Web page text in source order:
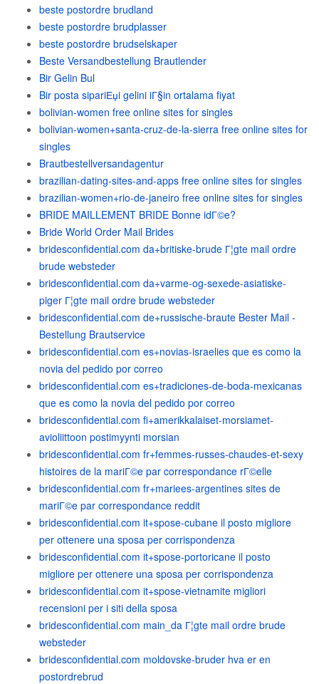
beste postordre brudland
beste postordre brudplasser
beste postordre brudselskaper
Beste Versandbestellung Brautlender
Bir Gelin Bul
Bir posta sipariЕџi gelini iГ§in ortalama fiyat
bolivian-women free online sites for singles
bolivian-women+santa-cruz-de-la-sierra free online sites for
singles
Brautbestellversandagentur
brazilian-dating-sites-and-apps free online sites for singles
brazilian-women+rio-de-janeiro free online sites for singles
BRIDE MAILLEMENT BRIDE Bonne idГ©e?
Bride World Order Mail Brides
bridesconfidential.com da+britiske-brude Г¦gte mail ordre
brude websteder
bridesconfidential.com da+varme-og-sexede-asiatiske-
piger Г¦gte mail ordre brude websteder
bridesconfidential.com de+russische-braute Bester Mail -
Bestellung Brautservice
bridesconfidential.com es+novias-israelies que es como la
novia del pedido por correo
bridesconfidential.com es+tradiciones-de-boda-mexicanas
que es como la novia del pedido por correo
bridesconfidential.com fi+amerikkalaiset-morsiamet-
avioliittoon postimyynti morsian
bridesconfidential.com fr+femmes-russes-chaudes-et-sexy
histoires de la mariГ©e par correspondance rГ©elle
bridesconfidential.com fr+mariees-argentines sites de
mariГ©e par correspondance reddit
bridesconfidential.com it+spose-cubane il posto migliore
per ottenere una sposa per corrispondenza
bridesconfidential.com it+spose-portoricane il posto
migliore per ottenere una sposa per corrispondenza
bridesconfidential.com it+spose-vietnamite migliori
recensioni per i siti della sposa
bridesconfidential.com main_da Г¦gte mail ordre brude
websteder
bridesconfidential.com moldovske-bruder hva er en
postordrebrud